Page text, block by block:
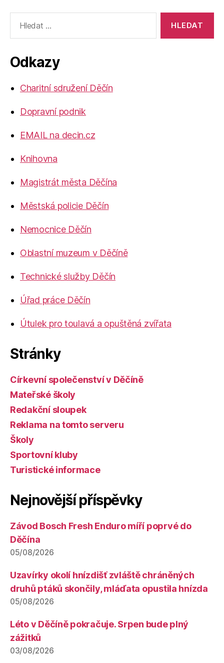
vyhledávání:
Odkazy
Charitní sdružení Děčín
Dopravní podnik
EMAIL na decin.cz
Knihovna
Magistrát města Děčína
Městská policie Děčín
Nemocnice Děčín
Oblastní muzeum v Děčíně
Technické služby Děčín
Úřad práce Děčín
Útulek pro toulavá a opuštěná zvířata
Stránky
Církevní společenství v Děčíně
Mateřské školy
Redakční sloupek
Reklama na tomto serveru
Školy
Sportovní kluby
Turistické informace
Nejnovější příspěvky
Závod Bosch Fresh Enduro míří poprvé do
Děčína
05/08/2026
Uzavírky okolí hnízdišť zvláště chráněných
druhů ptáků skončily, mláďata opustila hnízda
05/08/2026
Léto v Děčíně pokračuje. Srpen bude plný
zážitků
03/08/2026